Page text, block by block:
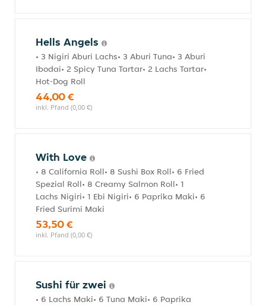
Hells Angels
• 3 Nigiri Aburi Lachs• 3 Aburi Tuna• 3 Aburi
Ibodai• 2 Spicy Tuna Tartar• 2 Lachs Tartar•
Hot-Dog Roll
44,00 €
inkl. Pfand (0,00 €)
With Love
• 8 California Roll• 8 Sushi Box Roll• 6 Fried
Spezial Roll• 8 Creamy Salmon Roll• 1
Lachs Nigiri• 1 Ebi Nigiri• 6 Paprika Maki• 6
Fried Surimi Maki
53,50 €
inkl. Pfand (0,00 €)
Sushi für zwei
• 6 Lachs Maki• 6 Tuna Maki• 6 Paprika